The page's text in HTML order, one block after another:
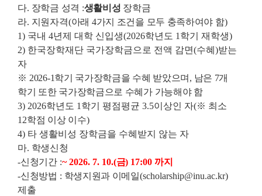
다. 장학금 성격 :생활비성 장학금
라. 지원자격(아래 4가지 조건을 모두 충족하여야 함)
1) 국내 4년제 대학 신입생(2026학년도 1학기 재학생)
2) 한국장학재단 국가장학금으로 전액 감면(수혜)받는
자
※ 2026-1학기 국가장학금을 수혜 받았으며, 남은 7개
학기 또한 국가장학금으로 수혜가 가능해야 함
3) 2026학년도 1학기 평점평균 3.5이상인 자(※ 최소
12학점 이상 이수)
4) 타 생활비성 장학금을 수혜받지 않는 자
마. 학생신청
-신청기간 :~ 2026. 7. 10.(금) 17:00까지
-신청방법 : 학생지원과 이메일(scholarship@inu.ac.kr)
제출